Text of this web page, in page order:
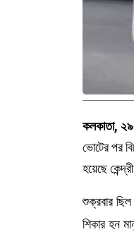
কলকাতা,
ভোটের পর
হয়েছে
শুক্রবার
শিকার হন